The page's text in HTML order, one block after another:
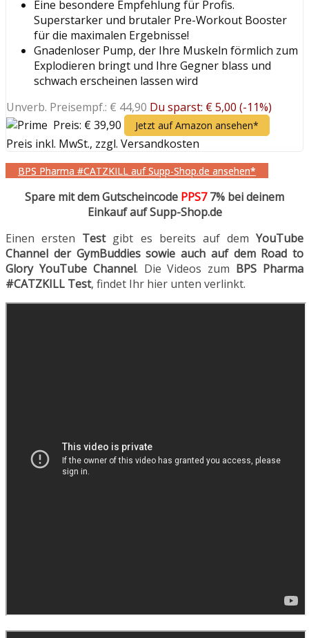
Eine besondere Empfehlung für Profis.
Superstarker und brutaler Pre-Workout Booster
für die maximalen Ergebnisse!
Gnadenloser Pump, der Ihre Muskeln förmlich zum
Explodieren bringt und Ihre Gegner blass und
schwach erscheinen lassen wird
Unverb. Preisempf.: € 44,90 Du sparst: € 5,00 (-11%)
Preis: € 39,90
Jetzt auf Amazon ansehen*
Preis inkl. MwSt., zzgl. Versandkosten
BPS Pharma #CATZKILL auf Supp-Shop.de ansehen*
Spare mit dem Gutscheincode PPS77% bei deinem
Einkauf auf Supp-Shop.de
Einen ersten Testgibt es bereits auf dem YouTube
Channel der GymBuddies sowie auch auf dem Road to
Glory YouTube Channel. Die Videos zum BPS Pharma
#CATZKILL Test, findet Ihr hier unten verlinkt.